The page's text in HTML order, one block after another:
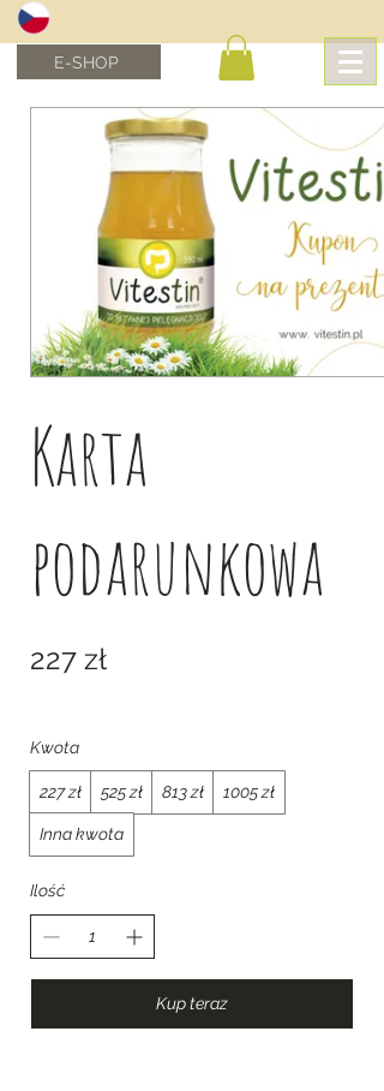
E-SHOP
Karta
podarunkowa
227 zł
Kwota
227 zł 525 zł 813 zł 1005 zł
Inna kwota
Ilość
Kup teraz